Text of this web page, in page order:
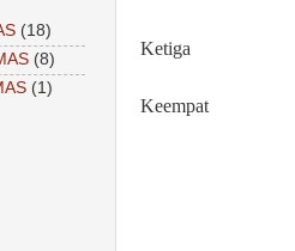
Ketiga
Keempat
(18)
(8)
(1)